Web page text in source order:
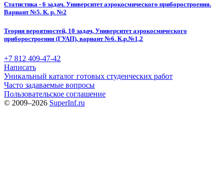
Статистика - 6 задач. Университет аэрокосмического приборостроения.
Вариант №5. К. р. №2
Теория вероятностей, 10 задач, Университет аэрокосмического
приборостроения (ГУАП), вариант №6. К.р.№1,2
+7 812 409-47-42
Написать
Уникальный каталог готовых студенческих работ
Часто задаваемые вопросы
Пользовательское соглашение
© 2009–2026 SuperInf.ru